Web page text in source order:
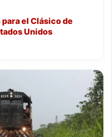
el Clásico de
Unidos